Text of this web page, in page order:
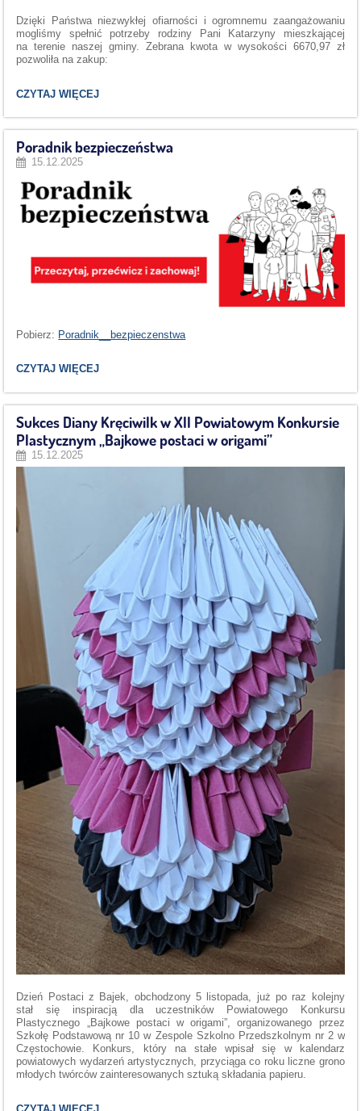
Dzięki Państwa niezwykłej ofiarności i ogromnemu zaangażowaniu
mogliśmy spełnić potrzeby rodziny Pani Katarzyny mieszkającej
na terenie naszej gminy. Zebrana kwota w wysokości 6670,97 zł
pozwoliła na zakup:
FINAŁ
PACZKI
2025:
CZYTAJ WIĘCEJ
Poradnik bezpieczeństwa
15.12.2025
Pobierz: Poradnik__bezpieczenstwa
PORADNIK
CZYTAJ WIĘCEJ
Sukces Diany Kręciwilk w XII Powiatowym Konkursie
Plastycznym „Bajkowe postaci w origami”
15.12.2025
Dzień Postaci z Bajek, obchodzony 5 listopada, już po raz kolejny
stał się inspiracją dla uczestników Powiatowego Konkursu
Plastycznego „Bajkowe postaci w origami”, organizowanego przez
Szkołę Podstawową nr 10 w Zespole Szkolno Przedszkolnym nr 2 w
Częstochowie. Konkurs, który na stałe wpisał się w kalendarz
powiatowych wydarzeń artystycznych, przyciąga co roku liczne grono
młodych twórców zainteresowanych sztuką składania papieru.
SUKCES
CZYTAJ WIĘCEJ